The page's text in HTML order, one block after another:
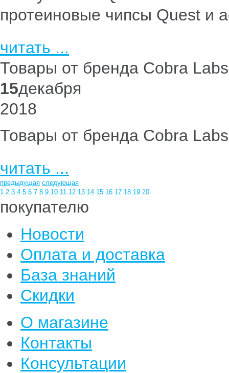
протеиновые чипсы Quest и
читать ...
Товары от бренда Cobra
15декабря
2018
Товары от бренда Cobra
читать ...
предыдущая следующая
1 2 3 4 5 6 7 8 9 10 11 12 13 14 15 16 17 18 19 20
покупателю
Новости
Оплата и доставка
База знаний
Скидки
О магазине
Контакты
Консультации